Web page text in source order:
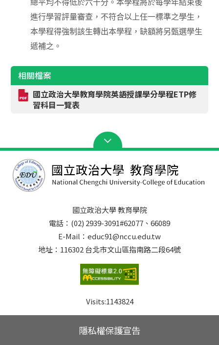
總平均不得低於六十分。本學程將於每學年結束後
進行學習評量審查，不符合以上任一標準之學生，
本學程得強制該生轉出本學程，缺額將另甄選學生
遞補之。
相關檔案
國立政治大學教育學院英語授課學分學程ETP修
習科目一覽表
國立政治大學 教育學院
電話：(02) 2939-3091#62077、66089
E-Mail：educ91@nccu.edu.tw
地址：116302 台北市文山區指南路二段64號
Visits:1143824
隱私權保護宣告